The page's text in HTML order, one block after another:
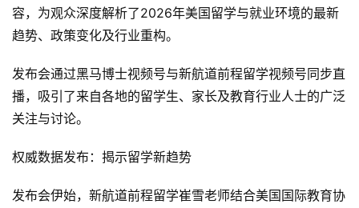
容，为观众深度解析了2026年美国留学与就业环境的最新
趋势、政策变化及行业重构。
发布会通过黑马博士视频号与新航道前程留学视频号同步直
播，吸引了来自各地的留学生、家长及教育行业人士的广泛
关注与讨论。
权威数据发布：揭示留学新趋势
发布会伊始，新航道前程留学崔雪老师结合美国国际教育协